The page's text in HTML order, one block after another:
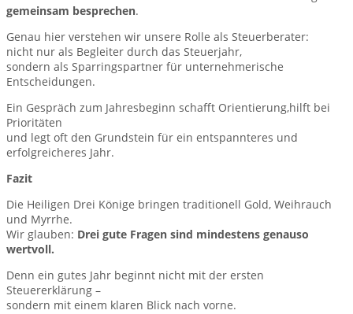
gemeinsam besprechen.
Genau hier verstehen wir unsere Rolle als Steuerberater:
nicht nur als Begleiter durch das Steuerjahr,
sondern als Sparringspartner für unternehmerische
Entscheidungen.
Ein Gespräch zum Jahresbeginn schafft Orientierung,hilft bei
Prioritäten
und legt oft den Grundstein für ein entspannteres und
erfolgreicheres Jahr.
Fazit
Die Heiligen Drei Könige bringen traditionell Gold, Weihrauch
und Myrrhe.
Wir glauben: Drei gute Fragen sind mindestens genauso
wertvoll.
Denn ein gutes Jahr beginnt nicht mit der ersten
Steuererklärung –
sondern mit einem klaren Blick nach vorne.